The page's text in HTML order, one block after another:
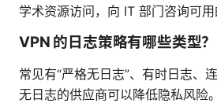
学术资源访问，向 IT 部门咨询可用
VPN 的日志策略有哪些类型？
常见有“严格无日志”、有时日志、
无日志的供应商可以降低隐私风险。